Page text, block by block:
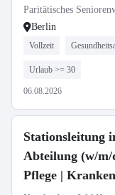
Paritätisches
Berlin
Vollzeit
Urlaub >= 30
06.08.2026
Stationsleitung
Abteilung (w/
Pflege |